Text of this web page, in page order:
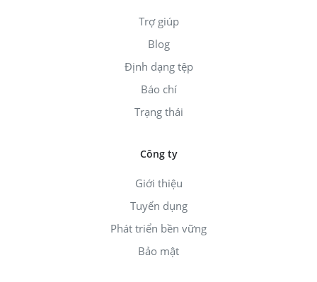
Trợ giúp
Blog
Định dạng tệp
Báo chí
Trạng thái
Công ty
Giới thiệu
Tuyển dụng
Phát triển bền vững
Bảo mật